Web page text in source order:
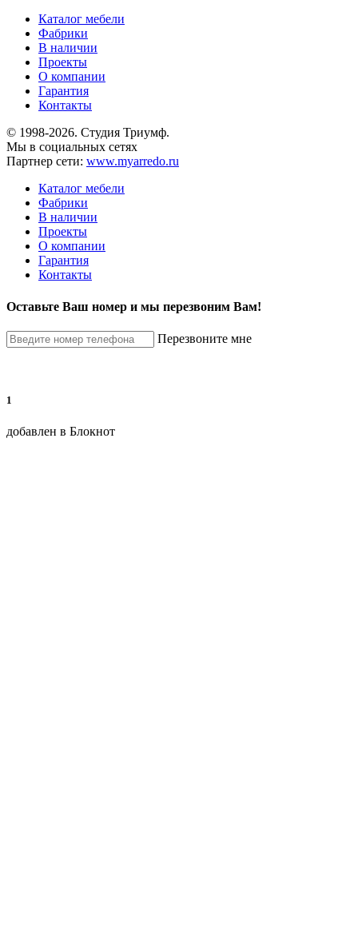
Каталог мебели
Фабрики
В наличии
Проекты
О компании
Гарантия
Контакты
© 1998-2026. Студия Триумф.
Мы в социальных сетях
Партнер сети: www.myarredo.ru
Каталог мебели
Фабрики
В наличии
Проекты
О компании
Гарантия
Контакты
Оставьте Ваш номер и мы перезвоним Вам!
Перезвоните мне
1
добавлен в Блокнот